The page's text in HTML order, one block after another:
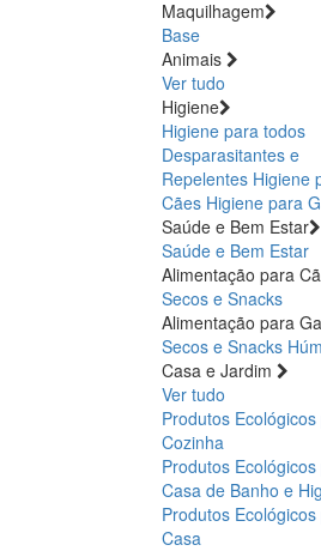
Maquilhagem
Base
Animais
Ver tudo
Higiene
Higiene para todos
Desparasitantes e
Repelentes Higiene
Cães Higiene para
Saúde e Bem Estar
Saúde e Bem Estar
Alimentação para
Secos e Snacks
Alimentação para
Secos e Snacks
Casa e Jardim
Ver tudo
Produtos Ecológicos
Cozinha
Produtos Ecológicos
Casa de Banho e
Produtos Ecológicos
Casa